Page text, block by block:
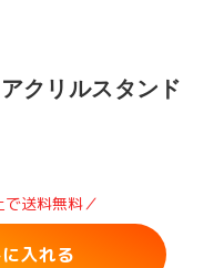
クリルスタンド
送料無料／
入れる